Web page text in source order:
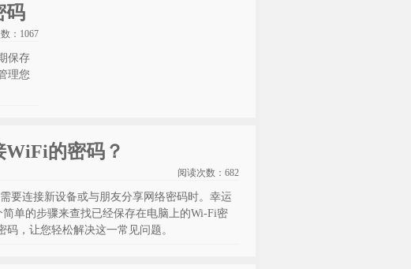
码
： 1067
保存
理您
WiFi的密码？
阅读次数： 682
要连接新设备或与朋友分享网络密码时。幸运
单的步骤来查找已经保存在电脑上的Wi-Fi密
，让您轻松解决这一常见问题。